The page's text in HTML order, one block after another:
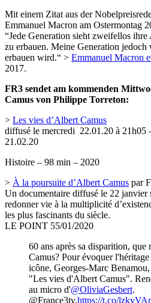
Mit einem Zitat aus der
Emmanuel Macron am Ostermontag
“Jede Generation sieht zweifellos
zu erbauen. Meine Generation jedoch
erbauen wird.“ > Emmanuel Macron
2017.
FR3 sendet am kommenden
Camus von Philippe Torreton:
> Les vies d’Albert Camus
diffusé le mercredi 22.01.20 à 21h05
21.02.20
Histoire – 98 min – 2020
> À la poursuite d’Albert Camus par
Un documentaire diffusé le 22 janvier
redonner vie à la multiplicité
les plus fascinants du siècle.
LE POINT 55/01/2020
60 ans après sa disparition,
Camus? Pour évoquer
icône, Georges-Marc
"Les vies d'Albert Camus".
au micro d'@OliviaGesbert.
@France3tv.https://t.co/